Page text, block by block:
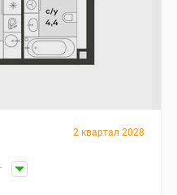
2 квартал 2028